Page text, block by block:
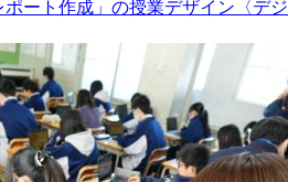
ート作成」の授業デザイン〈デジ